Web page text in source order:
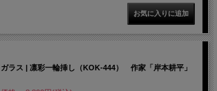
ガラス | 凛彩一輪挿し（KOK-444） 作家「岸本耕平」